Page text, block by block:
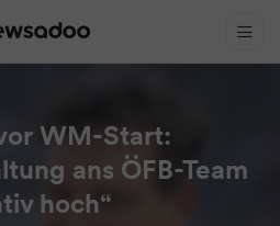
WM-Start:
ans ÖFB-Team
hoch“